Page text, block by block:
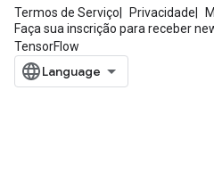
Termos de Serviço Privacidade
Faça sua inscrição para receber
TensorFlow